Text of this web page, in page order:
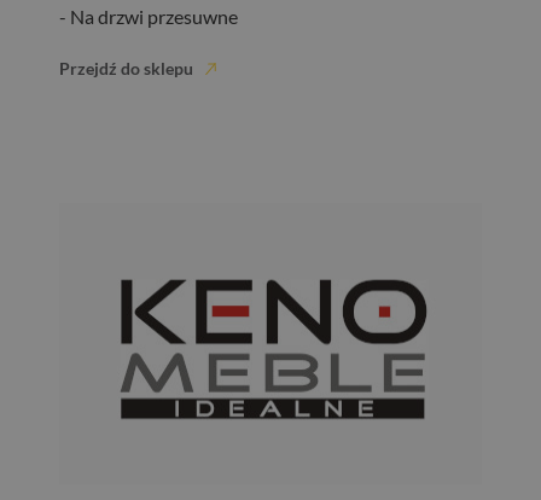
- Na drzwi przesuwne
Przejdź do sklepu